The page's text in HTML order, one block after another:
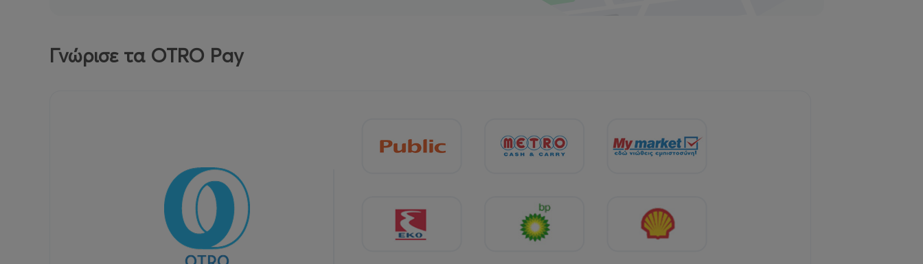
Γνώρισε τα OTRO Pay